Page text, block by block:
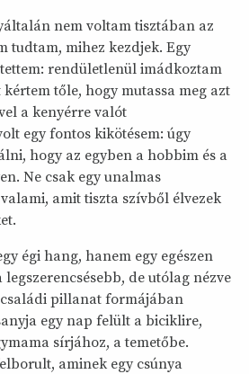
nem voltam tisztában az
tudtam, mihez kezdjek. Egy
rendületlenül imádkoztam
tőle, hogy mutassa meg azt
a kenyérre valót
egy fontos kikötésem: úgy
hogy az egyben a hobbim és a
Ne csak egy unalmas
amit tiszta szívből élvezek
égi hang, hanem egy egészen
de utólag nézve
pillanat formájában
egy nap felült a biciklire,
sírjához, a temetőbe.
aminek egy csúnya